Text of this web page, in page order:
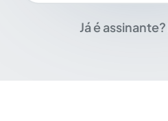
Já é assinante?